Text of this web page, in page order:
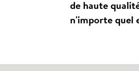
de haute
n'importe quel